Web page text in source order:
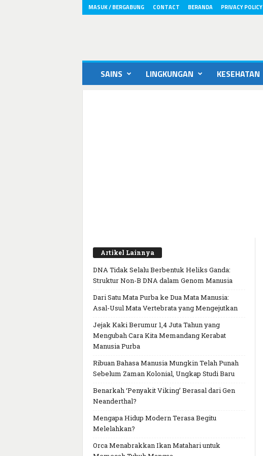
MASUK / BERGABUNG CONTACT BERANDA PRIVACY POLICY
SAINS LINGKUNGAN KESEHATAN
Artikel Lainnya
DNA Tidak Selalu Berbentuk Heliks Ganda:
Struktur Non-B DNA dalam Genom Manusia
Dari Satu Mata Purba ke Dua Mata Manusia:
Asal-Usul Mata Vertebrata yang Mengejutkan
Jejak Kaki Berumur 1,4 Juta Tahun yang
Mengubah Cara Kita Memandang Kerabat
Manusia Purba
Ribuan Bahasa Manusia Mungkin Telah Punah
Sebelum Zaman Kolonial, Ungkap Studi Baru
Benarkah ‘Penyakit Viking’ Berasal dari Gen
Neanderthal?
Mengapa Hidup Modern Terasa Begitu
Melelahkan?
Orca Menabrakkan Ikan Matahari untuk